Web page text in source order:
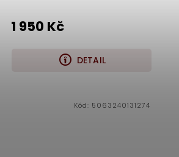
1 950 Kč
DETAIL
Kód: 5063240131274